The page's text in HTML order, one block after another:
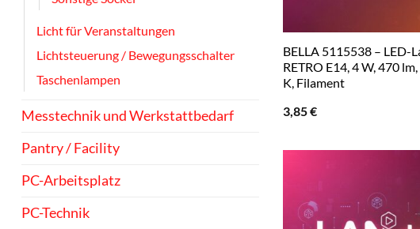
Licht für Veranstaltungen
Lichtsteuerung / Bewegungsschalter
Taschenlampen
Messtechnik und Werkstattbedarf
Pantry / Facility
PC-Arbeitsplatz
PC-Technik
BELLA 5115538 – LED-
RETRO E14, 4 W, 470
K, Filament
3,85€